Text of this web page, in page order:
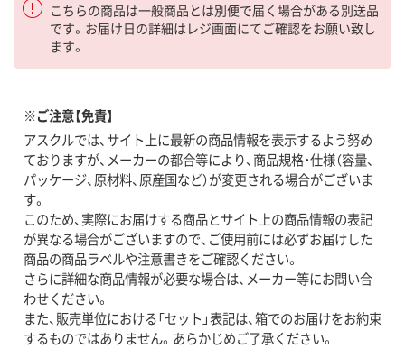
こちらの商品は一般商品とは別便で届く場合がある別送品
です。お届け日の詳細はレジ画面にてご確認をお願い致し
ます。
※ご注意【免責】
アスクルでは、サイト上に最新の商品情報を表示するよう努め
ておりますが、メーカーの都合等により、商品規格・仕様（容量、
パッケージ、原材料、原産国など）が変更される場合がございま
す。
このため、実際にお届けする商品とサイト上の商品情報の表記
が異なる場合がございますので、ご使用前には必ずお届けした
商品の商品ラベルや注意書きをご確認ください。
さらに詳細な商品情報が必要な場合は、メーカー等にお問い合
わせください。
また、販売単位における「セット」表記は、箱でのお届けをお約束
するものではありません。あらかじめご了承ください。